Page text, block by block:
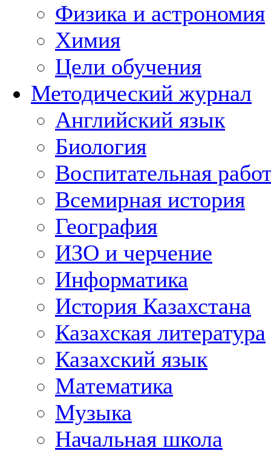
Физика и астрономия
Химия
Цели обучения
Методический журнал
Английский язык
Биология
Воспитательная
Всемирная история
География
ИЗО и черчение
Информатика
История Казахстана
Казахская литература
Казахский язык
Математика
Музыка
Начальная школа